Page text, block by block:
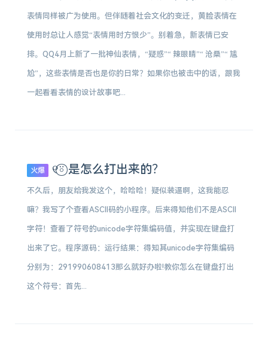
表情同样被广为使用。但伴随着社会文化的变迁，黄脸表情在
使用时总让人感觉“表情用时方恨少”。别着急，新表情已安
排。QQ4月上新了一批神仙表情，“疑惑”“ 辣眼睛”“ 沧桑”“ 尴
尬”，这些表情是否也是你的日常？如果你也被击中的话，跟我
一起看看表情的设计故事吧...
火爆 ୧⍤⃝ 是怎么打出来的？
不久后，朋友给我发这个，哈哈哈！疑似装逼啊，这我能忍
嘛？我写了个查看ASCII码的小程序。后来得知他们不是ASCII
字符！查看了符号的unicode字符集编码值，并实现在键盘打
出来了它。程序源码：运行结果：得知其unicode字符集编码
分别为：291990608413那么就好办啦!教你怎么在键盘打出
这个符号：首先...